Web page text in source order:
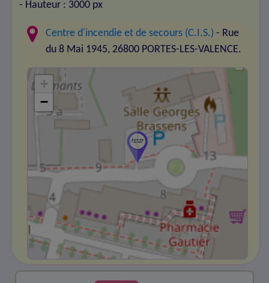
- Hauteur : 3000 px
Centre d'incendie et de secours (C.I.S.) - Rue
du 8 Mai 1945, 26800 PORTES-LES-VALENCE.
+
−